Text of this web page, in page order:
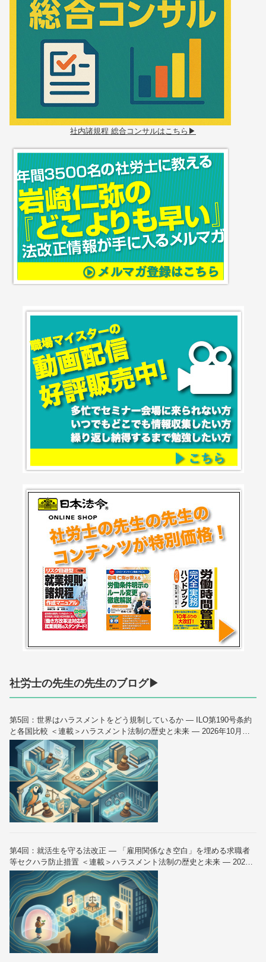
社内諸規程 総合コンサルはこちら▶
社労士の先生の先生のブログ▶
第5回：世界はハラスメントをどう規制しているか — ILO第190号条約
と各国比較 ＜連載＞ハラスメント法制の歴史と未来 — 2026年10月大
改正を読み解く（全6回）
第4回：就活生を守る法改正 — 「雇用関係なき空白」を埋める求職者
等セクハラ防止措置 ＜連載＞ハラスメント法制の歴史と未来 — 2026
年10月大改正を読み解く（全6回）